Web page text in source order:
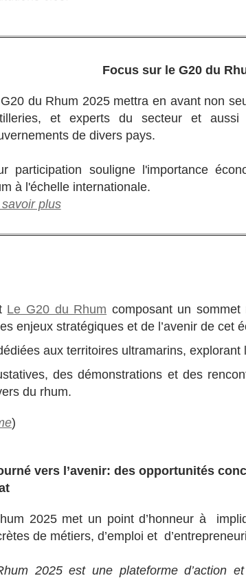
Focus sur le G20 du
du Rhum 2025 mettra en avant non
et experts du secteur et aussi
de divers pays.
participation souligne l'importance
à l'échelle internationale.
plus
Le G20 du Rhum composant un sommet
enjeux stratégiques et de l’avenir de cet
aux territoires ultramarins,
des démonstrations et des
du rhum.
)
vers l’avenir: des opportunités
2025 met un point d’honneur à
de métiers, d’emploi et
2025 est une plateforme d’action